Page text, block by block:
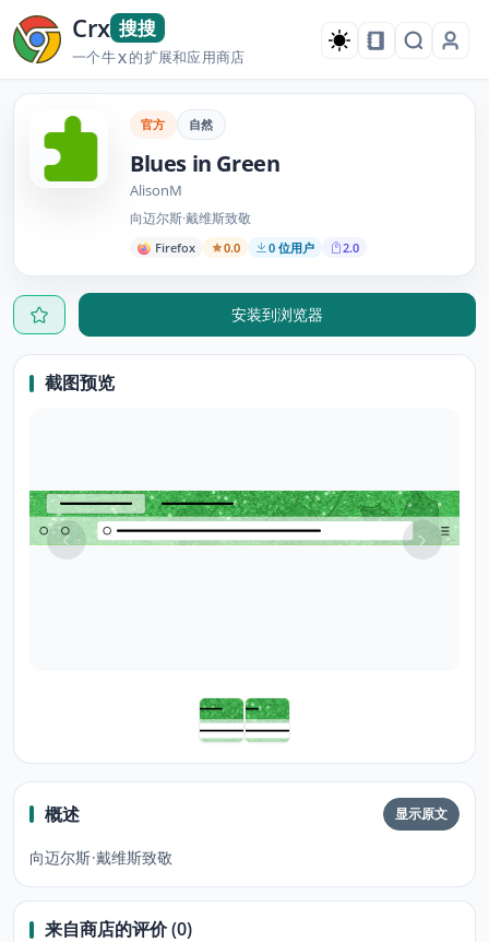
Crx 搜搜
一个牛X的扩展和应用商店
官方 自然
Blues in Green
AlisonM
向迈尔斯·戴维斯致敬
Firefox 0.0 0 位用户 2.0
安装到浏览器
截图预览
概述 显示原文
向迈尔斯·戴维斯致敬
来自商店的评价 (0)